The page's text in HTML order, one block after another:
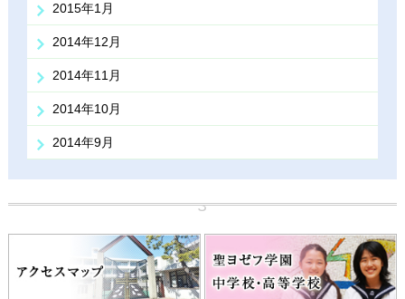
2015年1月
2014年12月
2014年11月
2014年10月
2014年9月